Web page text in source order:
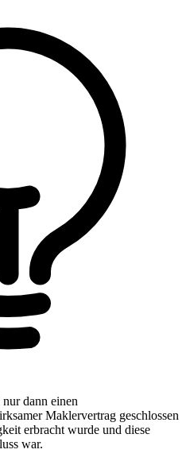
dann einen
Maklervertrag geschlossen
erbracht wurde und diese
war.